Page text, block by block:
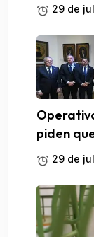
29 de
piden
29 de